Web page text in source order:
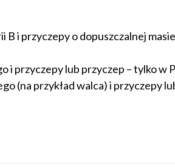
i przyczepy o dopuszczalnej
i przyczepy lub przyczep – tylko w
(na przykład walca) i przyczepy